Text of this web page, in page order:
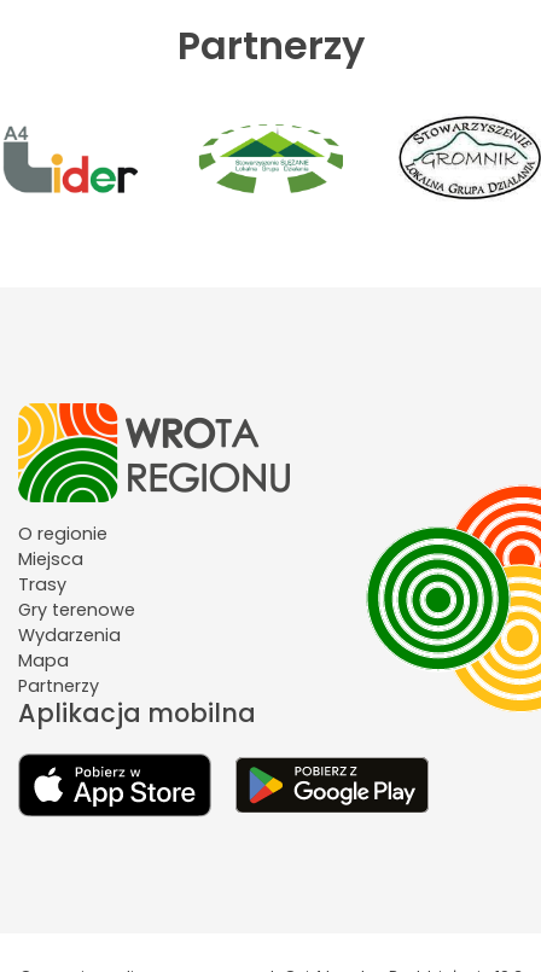
Partnerzy
O regionie
Miejsca
Trasy
Gry terenowe
Wydarzenia
Mapa
Partnerzy
Aplikacja mobilna